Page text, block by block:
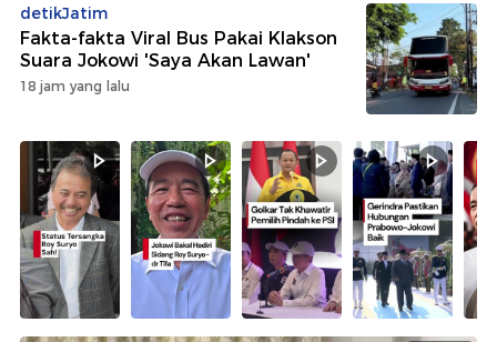
detikJatim
Fakta-fakta Viral Bus Pakai Klakson
Suara Jokowi 'Saya Akan Lawan'
18 jam yang lalu